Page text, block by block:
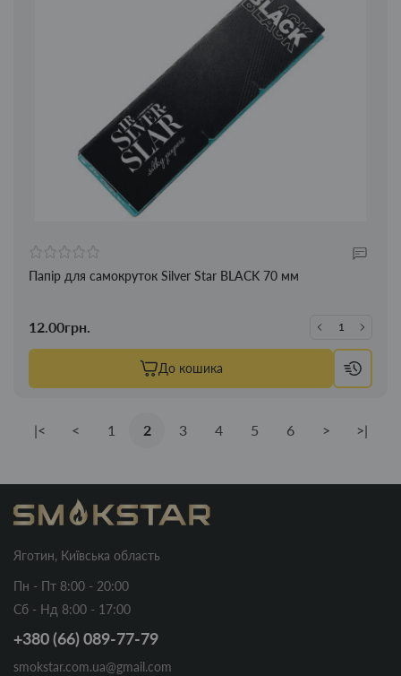
Папір для самокруток Silver Star BLACK 70 мм
12.00грн.
До кошика
|< < 1 2 3 4 5 6 > >|
Яготин, Київська область
Пн - Пт 8:00 - 20:00
Сб - Нд 8:00 - 17:00
+380 (66) 089-77-79
smokstar.com.ua@gmail.com